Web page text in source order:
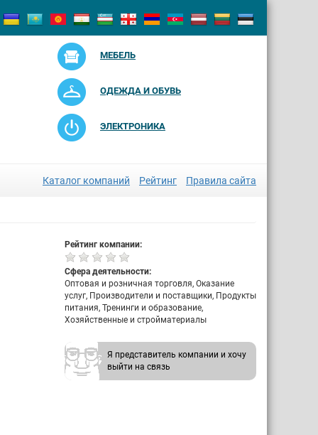
МЕБЕЛЬ
ОДЕЖДА И ОБУВЬ
ЭЛЕКТРОНИКА
Каталог компаний Рейтинг Правила сайта
Рейтинг компании:
Сфера деятельности:
Оптовая и розничная торговля, Оказание
услуг, Производители и поставщики, Продукты
питания, Тренинги и образование,
Хозяйственные и стройматериалы
Я представитель компании и хочу
выйти на связь